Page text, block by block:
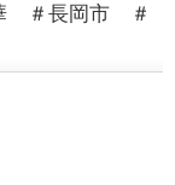
長岡市 ＃